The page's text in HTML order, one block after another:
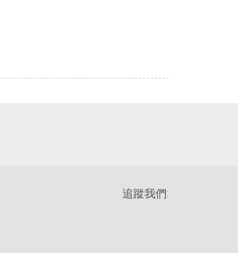
追蹤我們: